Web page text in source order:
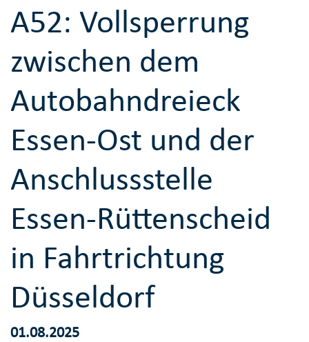
A52: Vollsperrung
zwischen dem
Autobahndreieck
Essen-Ost und der
Anschlussstelle
Essen-Rüttenscheid
in Fahrtrichtung
Düsseldorf
01.08.2025